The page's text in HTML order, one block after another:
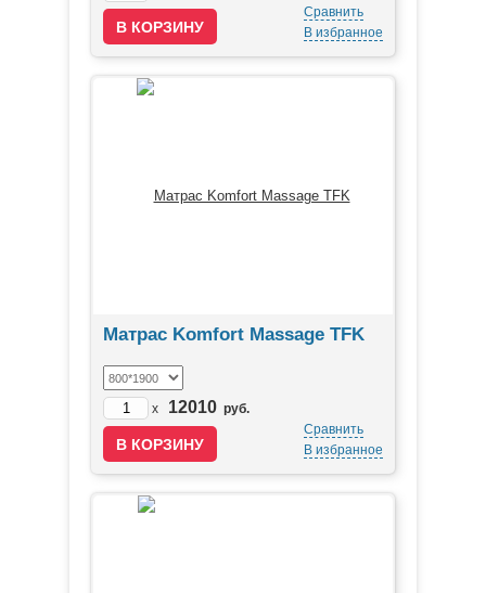
Сравнить
В избранное
Матрас Komfort Massage TFK
x 12010 руб.
Сравнить
В избранное